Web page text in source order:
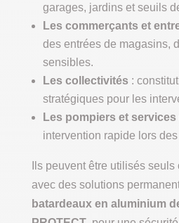
garages, jardins et seuils
Les commerçants et
des entrées de magasins,
sensibles.
Les collectivités :
stratégiques pour les
Les pompiers et
intervention rapide lors
Ils peuvent être utilisés
avec des solutions
batardeaux en aluminium